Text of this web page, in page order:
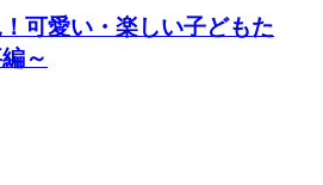
可愛い・楽しい子どもた
～